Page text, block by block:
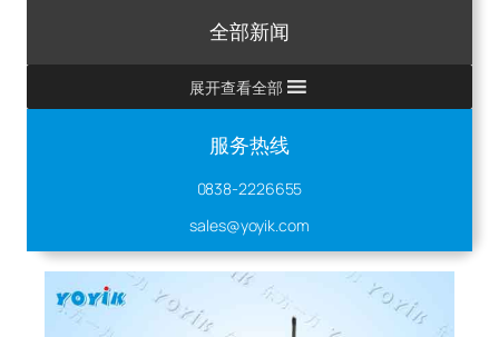
全部新闻
展开查看全部
服务热线
0838-2226655
sales@yoyik.com